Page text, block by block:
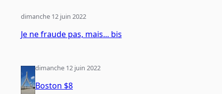
Je ne fraude pas, mais... bis
dimanche 12 juin 2022
Boston $8
dimanche 12 juin 2022